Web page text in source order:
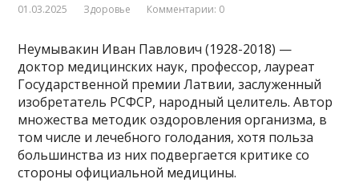
01.03.2025 Здоровье Комментарии: 0
Неумывакин Иван Павлович (1928-2018) —
доктор медицинских наук, профессор, лауреат
Государственной премии Латвии, заслуженный
изобретатель РСФСР, народный целитель. Автор
множества методик оздоровления организма, в
том числе и лечебного голодания, хотя польза
большинства из них подвергается критике со
стороны официальной медицины.